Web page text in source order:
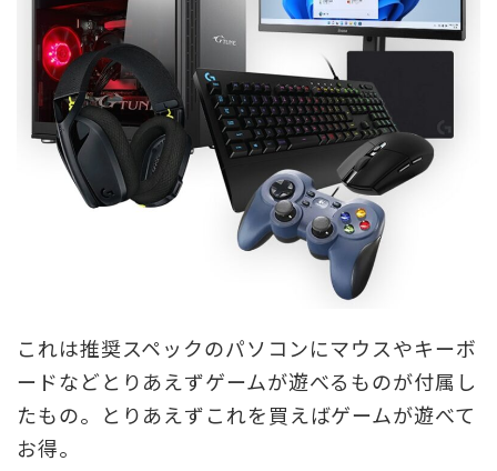
これは推奨スペックのパソコンにマウスやキーボ
ードなどとりあえずゲームが遊べるものが付属し
たもの。とりあえずこれを買えばゲームが遊べて
お得。